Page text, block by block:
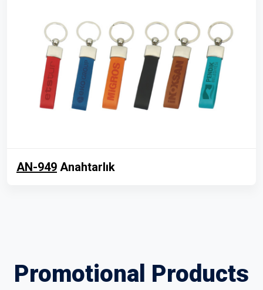
AN-949 Anahtarlık
Promotional Products